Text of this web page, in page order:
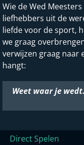
Wie de Wed
liefhebbers uit de
liefde voor de sport,
we graag
verwijzen graag naar
hangt:
Weet waar je wedt.
Direct Spelen